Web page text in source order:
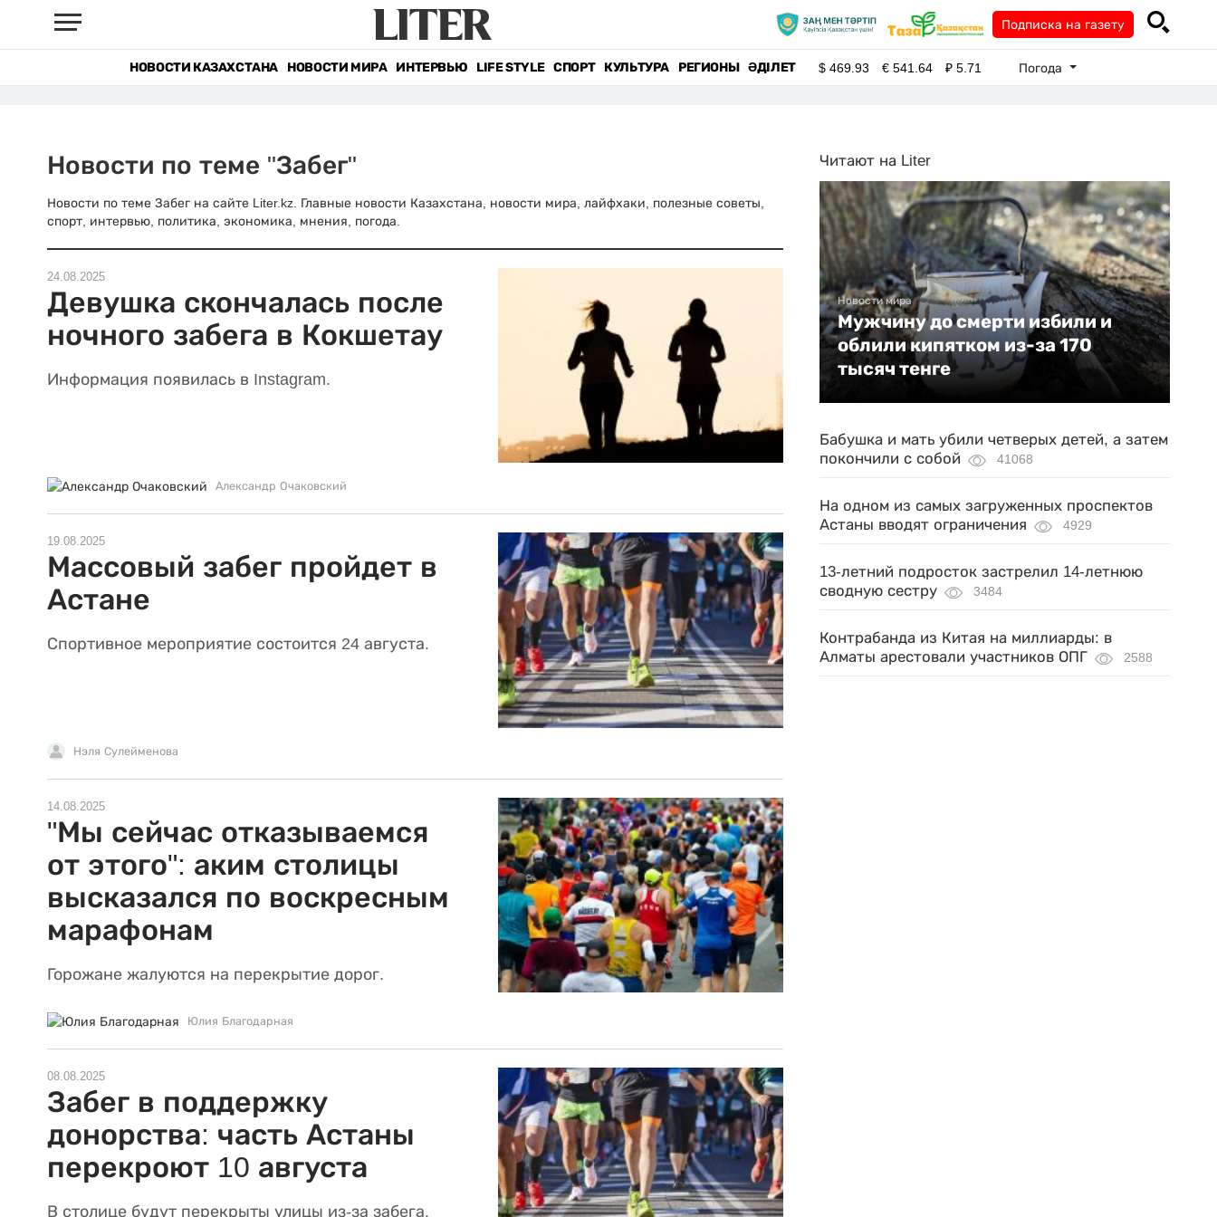
Подписка на газету
НОВОСТИ КАЗАХСТАНА НОВОСТИ МИРА ИНТЕРВЬЮ LIFE STYLE СПОРТ КУЛЬТУРА РЕГИОНЫ ӘДІЛЕТ $469.93 €541.64 ₽5.71 Погода
Новости по теме "Забег"
Новости по теме Забег на сайте Liter.kz. Главные новости Казахстана, новости мира, лайфхаки, полезные советы,
спорт, интервью, политика, экономика, мнения, погода.
24.08.2025
Девушка скончалась после
ночного забега в Кокшетау
Информация появилась в Instagram.
Александр Очаковский
19.08.2025
Массовый забег пройдет в
Астане
Спортивное мероприятие состоится 24 августа.
Нэля Сулейменова
14.08.2025
"Мы сейчас отказываемся
от этого": аким столицы
высказался по воскресным
марафонам
Горожане жалуются на перекрытие дорог.
Юлия Благодарная
08.08.2025
Забег в поддержку
донорства: часть Астаны
перекроют 10 августа
В столице будут перекрыты улицы из-за забега.
Читают на Liter
Новости мира
Мужчину до смерти избили и
облили кипятком из-за 170
тысяч тенге
Бабушка и мать убили четверых детей, а затем
покончили с собой
41068
На одном из самых загруженных проспектов
Астаны вводят ограничения
4929
13-летний подросток застрелил 14-летнюю
сводную сестру
3484
Контрабанда из Китая на миллиарды: в
Алматы арестовали участников ОПГ
2588